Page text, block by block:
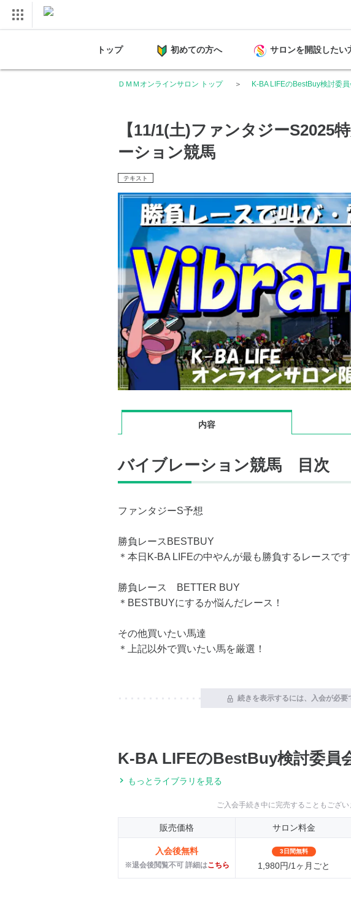
トップ 初めての方へ サロンを開設したい
ＤＭＭオンラインサロン トップ K-BA LIFEのBestBuy検討委
【11/1(土)ファンタジーS2025
ーション競馬
テキスト
内容
バイブレーション競馬 目次
ファンタジーS予想
勝負レースBESTBUY
＊本日K-BA LIFEの中やんが最も勝負するレースです
勝負レース BETTER BUY
＊BESTBUYにするか悩んだレース！
その他買いたい馬達
＊上記以外で買いたい馬を厳選！
続きを表示するには、入会が必要
K-BA LIFEのBestBuy検討委員
もっとライブラリを見る
ご入会手続き中に完売することもござい
販売価格 サロン料金
入会後無料
※退会後閲覧不可 詳細はこちら
3日間無料
1,980円/1ヶ月ごと